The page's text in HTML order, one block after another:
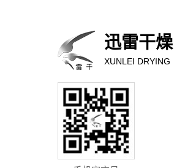
迅雷干燥
XUNLEI DRYING